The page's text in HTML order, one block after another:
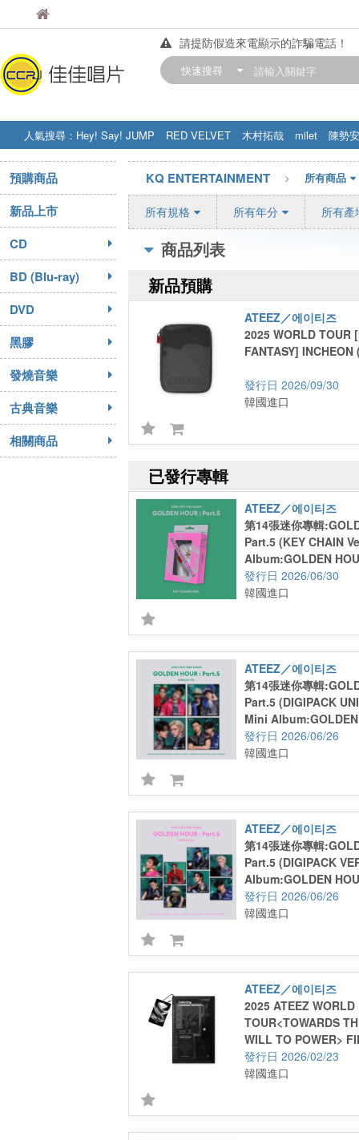
佳佳唱片
請提防假造來電顯示的詐騙電話！
【中華門市營業時間調整公告】
快速搜尋
人氣搜尋： Hey! Say! JUMP RED VELVET 木村拓哉 milet
陳勢安
STRAY KIDS
盧廣仲 周杰伦
預購商品
新品上市
CD
BD (Blu-ray)
DVD
黑膠
發燒音樂
古典音樂
相關商品
KQ ENTERTAINMENT 所有商品
所有規格 所有年分 所有產
商品列表
新品預購
ATEEZ／에이티즈
2025 WORLD TOUR
FANTASY] INCHEON
2026/09/30
韓國進口
已發行專輯
ATEEZ／에이티즈
第14張迷你專輯
Part.5 (KEY CHAIN
Album:GOLDEN
CHAIN Ver.)2026/06/30
韓國進口
ATEEZ／에이티즈
第14張迷你專輯
Part.5 (DIGIPACK
Mini
(DIGIPACK UNIT
2026/06/26
韓國進口
ATEEZ／에이티즈
第14張迷你專輯
Part.5 (DIGIPACK
Album:GOLDEN
(DIGIPACK VER.)
2026/06/26
韓國進口
ATEEZ／에이티즈
2025 ATEEZ WORLD
TOUR<TOWARDS
WILL TO POWER>
SEOUL (PLAYCODE)
2026/02/23
韓國進口